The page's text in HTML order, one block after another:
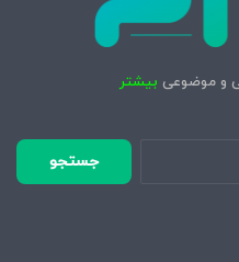
و موضوعی بیشتر
جستجو
برای: